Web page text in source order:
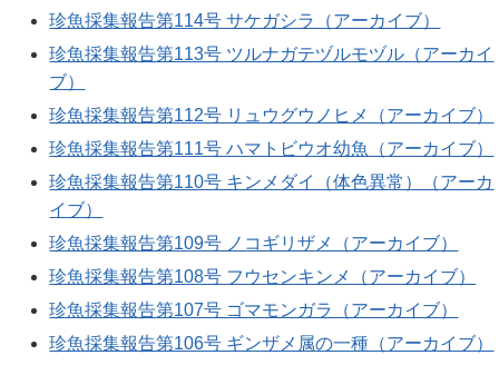
珍魚採集報告第114号 サケガシラ（アーカイブ）
珍魚採集報告第113号 ツルナガテヅルモヅル（アーカイ
ブ）
珍魚採集報告第112号 リュウグウノヒメ（アーカイブ）
珍魚採集報告第111号 ハマトビウオ幼魚（アーカイブ）
珍魚採集報告第110号 キンメダイ（体色異常）（アーカ
イブ）
珍魚採集報告第109号 ノコギリザメ（アーカイブ）
珍魚採集報告第108号 フウセンキンメ（アーカイブ）
珍魚採集報告第107号 ゴマモンガラ（アーカイブ）
珍魚採集報告第106号 ギンザメ属の一種（アーカイブ）